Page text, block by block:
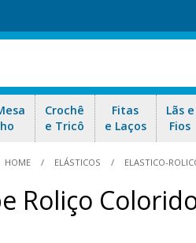
Crochê
e Tricô
Fitas
e Laços
Lãs e
Fios
HOME ELÁSTICOS ELASTICO-
Roliço